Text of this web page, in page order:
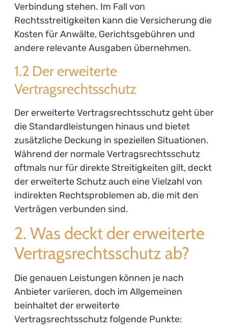
Verbindung stehen. Im Fall von
Rechtsstreitigkeiten kann die Versicherung die
Kosten für Anwälte, Gerichtsgebühren und
andere relevante Ausgaben übernehmen.
1.2 Der erweiterte
Vertragsrechtsschutz
Der erweiterte Vertragsrechtsschutz geht über
die Standardleistungen hinaus und bietet
zusätzliche Deckung in speziellen Situationen.
Während der normale Vertragsrechtsschutz
oftmals nur für direkte Streitigkeiten gilt, deckt
der erweiterte Schutz auch eine Vielzahl von
indirekten Rechtsproblemen ab, die mit den
Verträgen verbunden sind.
2. Was deckt der erweiterte
Vertragsrechtsschutz ab?
Die genauen Leistungen können je nach
Anbieter variieren, doch im Allgemeinen
beinhaltet der erweiterte
Vertragsrechtsschutz folgende Punkte: